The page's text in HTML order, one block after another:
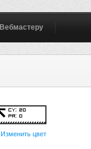
Вебмастеру
Изменить цвет